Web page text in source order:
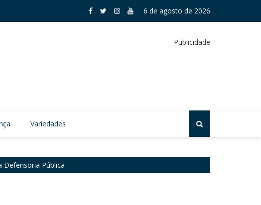
Mulheres ganham destaque na abertura do Agosto Lilás em Ferraz
6 de agosto de 2026
Publicidade
Variedades
Defensoria Pública